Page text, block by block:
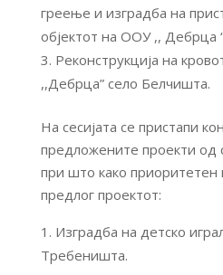
греење и изградба на
објектот на ООУ ,, Дебрца
Реконструкција на
,,Дебрца” село Белчишта.
На сесијата се пристапи
предложените проекти од
при што како
предлог проектот:
Изградба на детско
Требеништа.